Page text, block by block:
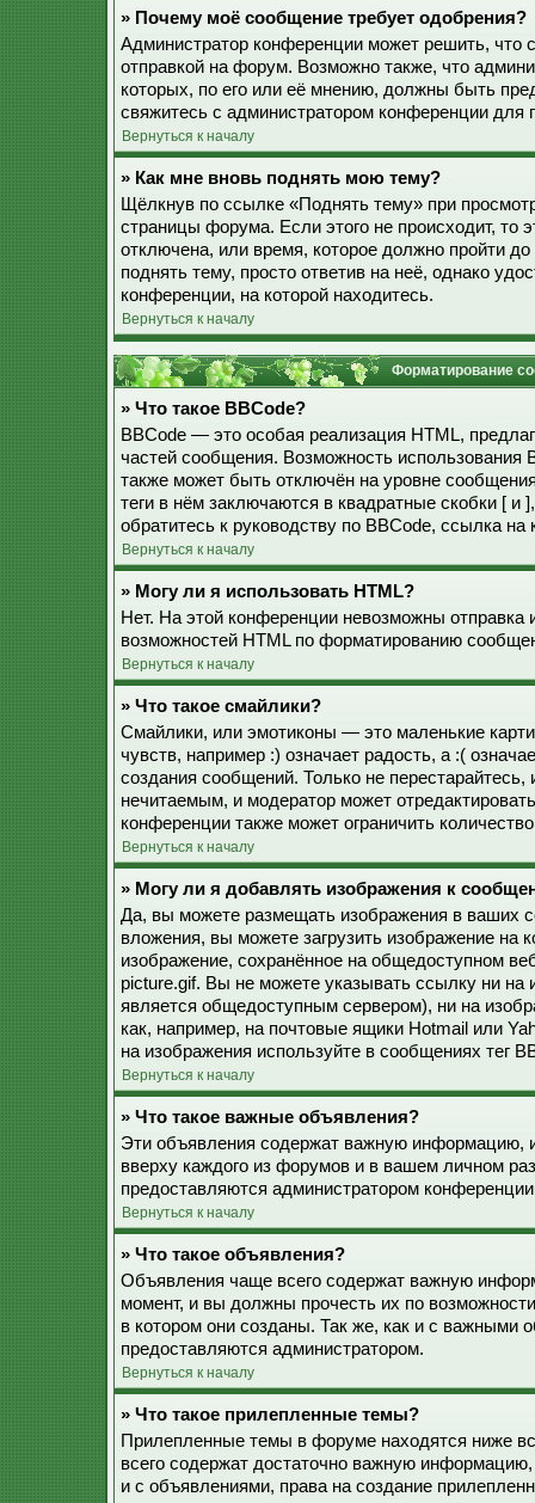
» Почему моё сообщение требует одобрения?
Администратор конференции может решить, что
отправкой на форум. Возможно также, что
которых, по его или её мнению, должны быть
свяжитесь с администратором конференции
Вернуться к началу
» Как мне вновь поднять мою тему?
Щёлкнув по ссылке «Поднять тему» при
страницы форума. Если этого не происходит, то
отключена, или время, которое должно пройти
поднять тему, просто ответив на неё, однако
конференции, на которой находитесь.
Вернуться к началу
Форматирование
» Что такое BBCode?
BBCode — это особая реализация HTML,
частей сообщения. Возможность использования
также может быть отключён на уровне
теги в нём заключаются в квадратные скобки [
обратитесь к руководству по BBCode, ссылка
Вернуться к началу
» Могу ли я использовать HTML?
Нет. На этой конференции невозможны
возможностей HTML по форматированию
Вернуться к началу
» Что такое смайлики?
Смайлики, или эмотиконы — это маленькие
чувств, например :) означает радость, а :(
создания сообщений. Только не
нечитаемым, и модератор может
конференции также может ограничить
Вернуться к началу
» Могу ли я добавлять изображения к
Да, вы можете размещать изображения в ваших
вложения, вы можете загрузить изображение
изображение, сохранённое на общедоступном
picture.gif. Вы не можете указывать ссылку ни
является общедоступным сервером), ни на
как, например, на почтовые ящики Hotmail или
на изображения используйте в сообщениях тег
Вернуться к началу
» Что такое важные объявления?
Эти объявления содержат важную информацию,
вверху каждого из форумов и в вашем личном
предоставляются администратором
Вернуться к началу
» Что такое объявления?
Объявления чаще всего содержат важную
момент, и вы должны прочесть их по
в котором они созданы. Так же, как и с важными
предоставляются администратором.
Вернуться к началу
» Что такое прилепленные темы?
Прилепленные темы в форуме находятся ниже
всего содержат достаточно важную
и с объявлениями, права на создание